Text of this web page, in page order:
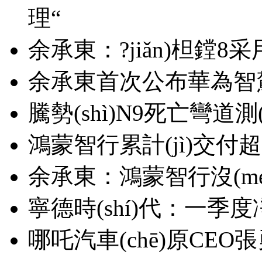
理“
余承東：?jiǎn)柦鏜8采
余承東首次公布華為
騰勢(shì)N9死亡彎道測
鴻蒙智行累計(jì)交付
余承東：鴻蒙智行沒
寧德時(shí)代：一季度
哪吒汽車(chē)原CEO